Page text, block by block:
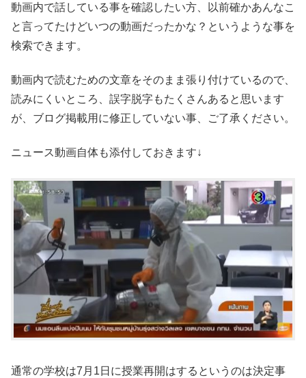
動画内で話している事を確認したい方、以前確かあんなこ
と言ってたけどいつの動画だったかな？というような事を
検索できます。
動画内で読むための文章をそのまま張り付けているので、
読みにくいところ、誤字脱字もたくさんあると思います
が、ブログ掲載用に修正していない事、ご了承ください。
ニュース動画自体も添付しておきます↓
通常の学校は7月1日に授業再開はするというのは決定事